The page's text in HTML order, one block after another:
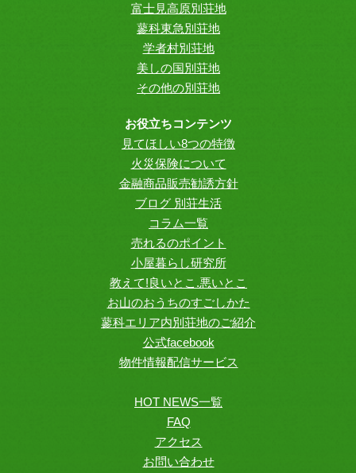
富士見高原別荘地
蓼科東急別荘地
学者村別荘地
美しの国別荘地
その他の別荘地
お役立ちコンテンツ
見てほしい8つの特徴
火災保険について
金融商品販売勧誘方針
ブログ 別荘生活
コラム一覧
売れるのポイント
小屋暮らし研究所
教えて!良いとこ.悪いとこ
お山のおうちのすごしかた
蓼科エリア内別荘地のご紹介
公式facebook
物件情報配信サービス
HOT NEWS一覧
FAQ
アクセス
お問い合わせ